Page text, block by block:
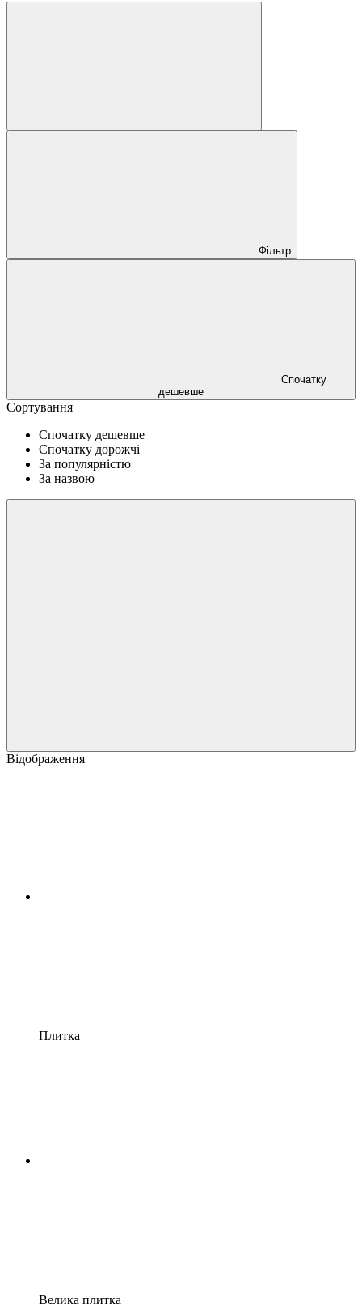
Фільтр
Спочатку
дешевше
Сортування
Спочатку дешевше
Спочатку дорожчі
За популярністю
За назвою
Відображення
Плитка
Велика плитка